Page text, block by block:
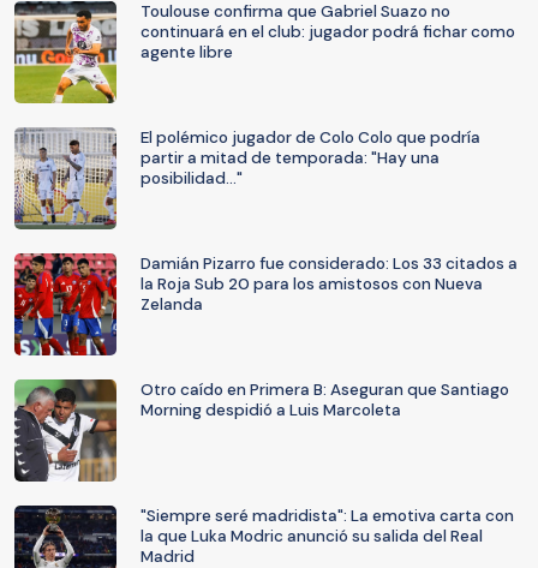
Toulouse confirma que Gabriel Suazo no
continuará en el club: jugador podrá fichar como
agente libre
El polémico jugador de Colo Colo que podría
partir a mitad de temporada: "Hay una
posibilidad..."
Damián Pizarro fue considerado: Los 33 citados a
la Roja Sub 20 para los amistosos con Nueva
Zelanda
Otro caído en Primera B: Aseguran que Santiago
Morning despidió a Luis Marcoleta
"Siempre seré madridista": La emotiva carta con
la que Luka Modric anunció su salida del Real
Madrid